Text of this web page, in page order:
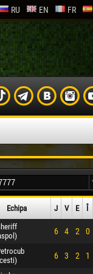
RU EN FR
Echipa J V E Î
6 4 2 0
6 3 2 1